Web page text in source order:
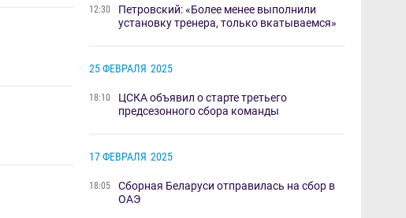
12:30
Петровский: «Более менее выполнили
установку тренера, только вкатываемся»​​
25 ФЕВРАЛЯ 2025
18:10
ЦСКА объявил о старте третьего
предсезонного сбора команды
17 ФЕВРАЛЯ 2025
18:05
Сборная Беларуси ​отправилась на сбор в
ОАЭ